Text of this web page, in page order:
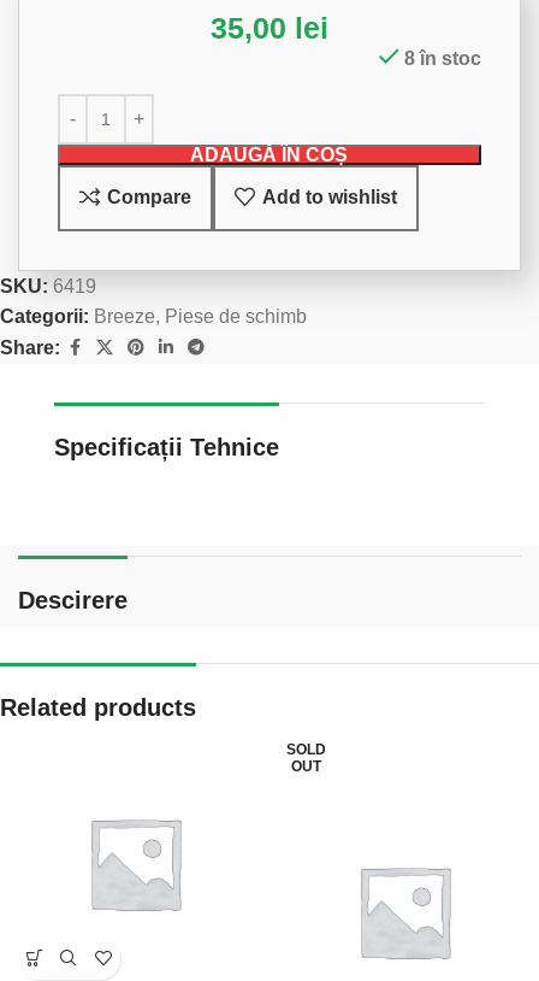
35,00 lei
8 în stoc
ADAUGĂ ÎN COȘ
Compare Add to wishlist
SKU: 6419
Categorii: Breeze, Piese de schimb
Share:
Specificații Tehnice
Descirere
Related products
SOLD
OUT